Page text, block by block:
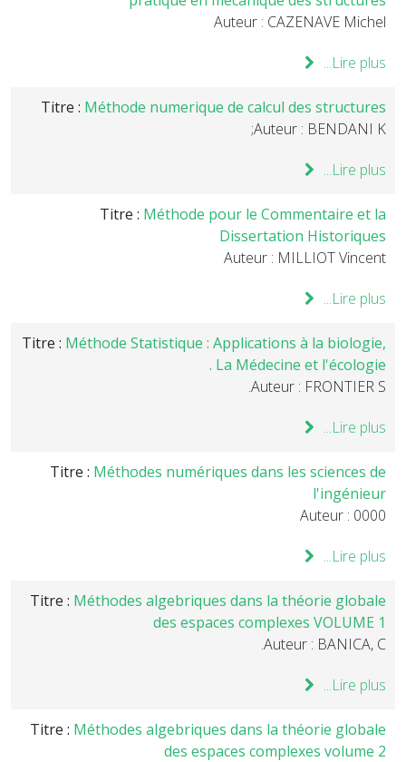
Auteur : CAZENAVE Michel
Lire plus...
Titre : Méthode numerique de calcul des structures
Auteur : BENDANI K;
Lire plus...
Titre : Méthode pour le Commentaire et la
Dissertation Historiques
Auteur : MILLIOT Vincent
Lire plus...
Titre : Méthode Statistique : Applications à la biologie,
La Médecine et l'écologie .
Auteur : FRONTIER S.
Lire plus...
Titre : Méthodes numériques dans les sciences de
l'ingénieur
Auteur : 0000
Lire plus...
Titre : Méthodes algebriques dans la théorie globale
des espaces complexes VOLUME 1
Auteur : BANICA, C.
Lire plus...
Titre : Méthodes algebriques dans la théorie globale
des espaces complexes volume 2